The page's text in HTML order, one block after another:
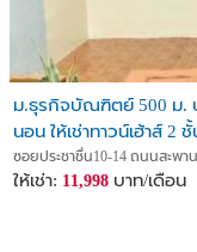
ม.ธุรกิจบัณฑิตย์ 500 ม.
นอน ให้เช่าทาวน์เฮ้าส์ 2
ซอยประชาชื่น10-14 ถนนสะพ
ให้เช่า: 11,998 บาท/เดือน